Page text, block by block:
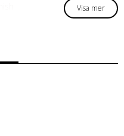
Visa mer